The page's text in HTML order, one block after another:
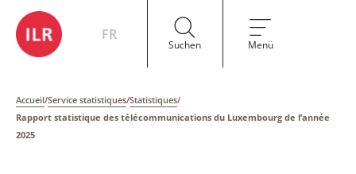
FR
Suchen Menü
Accueil/Service statistiques/Statistiques/
Rapport statistique des télécommunications du Luxembourg de l’année
2025